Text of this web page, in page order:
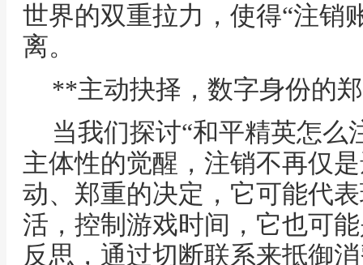
世界的双重拉力，使得“注销
离。
**主动抉择，数字身份的
当我们探讨“和平精英怎么
主体性的觉醒，注销不再仅
动、郑重的决定，它可能代
活，控制游戏时间，它也可
反思，通过切断联系来抵御